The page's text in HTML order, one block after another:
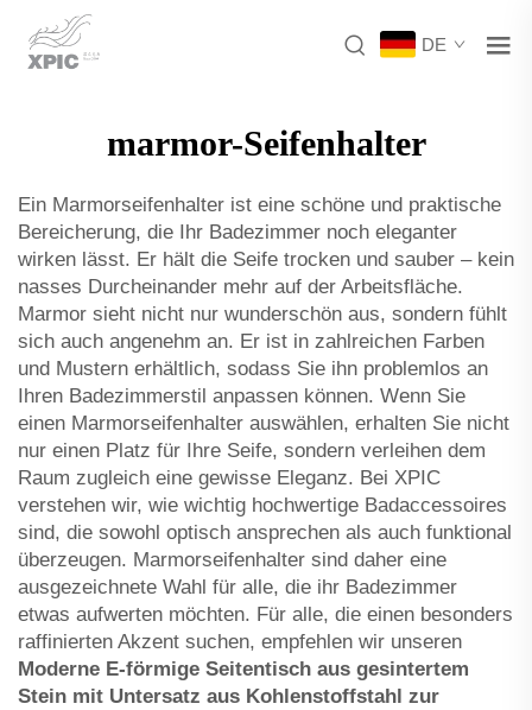
DE
marmor-Seifenhalter
Ein Marmorseifenhalter ist eine schöne und praktische
Bereicherung, die Ihr Badezimmer noch eleganter
wirken lässt. Er hält die Seife trocken und sauber – kein
nasses Durcheinander mehr auf der Arbeitsfläche.
Marmor sieht nicht nur wunderschön aus, sondern fühlt
sich auch angenehm an. Er ist in zahlreichen Farben
und Mustern erhältlich, sodass Sie ihn problemlos an
Ihren Badezimmerstil anpassen können. Wenn Sie
einen Marmorseifenhalter auswählen, erhalten Sie nicht
nur einen Platz für Ihre Seife, sondern verleihen dem
Raum zugleich eine gewisse Eleganz. Bei XPIC
verstehen wir, wie wichtig hochwertige Badaccessoires
sind, die sowohl optisch ansprechen als auch funktional
überzeugen. Marmorseifenhalter sind daher eine
ausgezeichnete Wahl für alle, die ihr Badezimmer
etwas aufwerten möchten. Für alle, die einen besonders
raffinierten Akzent suchen, empfehlen wir unseren
Moderne E-förmige Seitentisch aus gesintertem
Stein mit Untersatz aus Kohlenstoffstahl zur